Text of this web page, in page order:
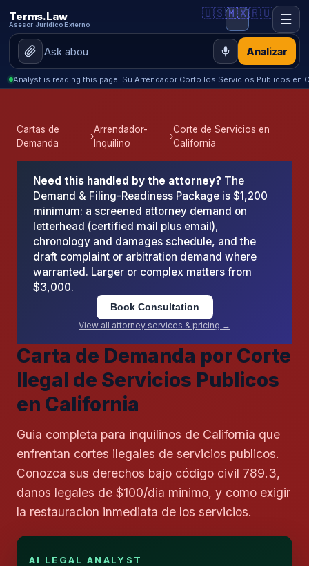
Terms.Law
Asesor Jurídico Externo
Analizar
🇺🇸🇲🇽🇷🇺 ☰
Analyst is reading this page: Su Arrendador Corto los Servicios Publicos en
Cartas de
Demanda
›
Arrendador-
Inquilino
›
Corte de Servicios en
California
Need this handled by the attorney? The
Demand & Filing-Readiness Package is $1,200
minimum: a screened attorney demand on
letterhead (certified mail plus email),
chronology and damages schedule, and the
draft complaint or arbitration demand where
warranted. Larger or complex matters from
$3,000.
Book Consultation
View all attorney services & pricing →
Carta de Demanda por Corte
Ilegal de Servicios Publicos
en California
Guia completa para inquilinos de California que
enfrentan cortes ilegales de servicios publicos.
Conozca sus derechos bajo código civil 789.3,
danos legales de $100/dia minimo, y como exigir
la restauracion inmediata de los servicios.
AI LEGAL ANALYST